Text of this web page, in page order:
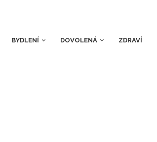
BYDLENÍ DOVOLENÁ ZDRAVÍ